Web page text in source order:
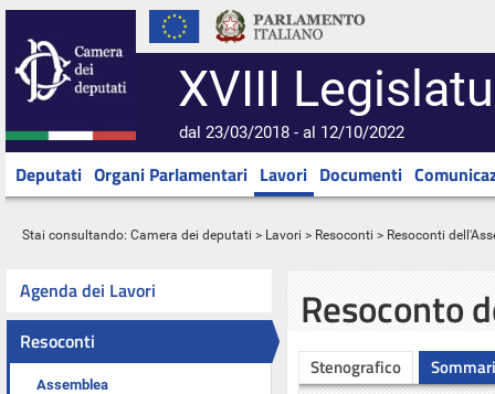
XVIII
dal 23/03/2018 - al 12/10/2022
Deputati Organi Parlamentari Lavori Documenti
Stai consultando: Camera dei deputati > Lavori > Resoconti > Resoconti
Agenda dei Lavori
Resoconti
Assemblea
Resoconto
Stenografico